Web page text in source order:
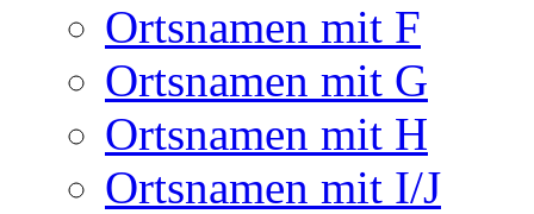
Ortsnamen mit F
Ortsnamen mit G
Ortsnamen mit H
Ortsnamen mit I/J